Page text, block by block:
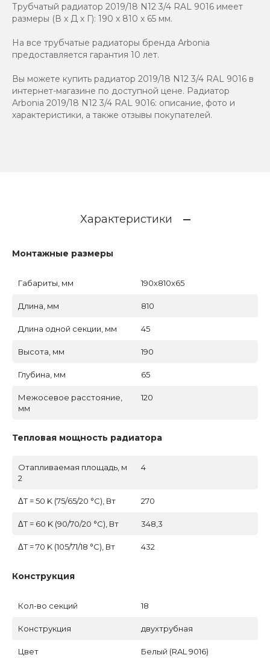
Трубчатый радиатор 2019/18 N12 3/4 RAL 9016 имеет
размеры (В x Д x Г): 190 x 810 x 65 мм.
На все трубчатые радиаторы бренда Аrbonia
предоставляется гарантия 10 лет.
Вы можете купить радиатор 2019/18 N12 3/4 RAL 9016 в
интернет-магазине по доступной цене. Радиатор
Arbonia 2019/18 N12 3/4 RAL 9016: описание, фото и
характеристики, а также отзывы покупателей.
Характеристики
Монтажные размеры
Габариты, мм 190x810x65
Длина, мм 810
Длина одной секции, мм 45
Высота, мм 190
Глубина, мм 65
Межосевое расстояние,
мм
120
Тепловая мощность радиатора
Отапливаемая площадь, м
2
4
ΔT = 50 K (75/65/20 °C), Вт 270
ΔT = 60 K (90/70/20 °C), Вт 348,3
ΔT = 70 K (105/71/18 °C), Вт 432
Конструкция
Кол-во секций 18
Конструкция двухтрубная
Цвет Белый (RAL 9016)